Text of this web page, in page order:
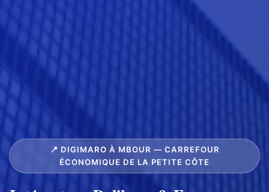
📍 DIGIMARO À MBOUR — CARREFOUR
ÉCONOMIQUE DE LA PETITE CÔTE